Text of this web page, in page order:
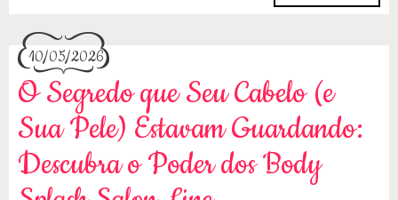
10/05/2026
O Segredo que Seu Cabelo (e
Sua Pele) Estavam Guardando:
Descubra o Poder dos Body